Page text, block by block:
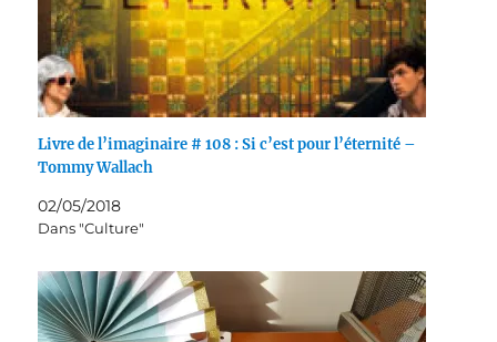
Livre de l’imaginaire # 108 : Si c’est pour l’éternité –
Tommy Wallach
02/05/2018
Dans "Culture"